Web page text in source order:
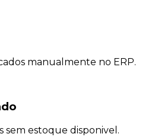
manualmente no ERP.
sem estoque disponivel.